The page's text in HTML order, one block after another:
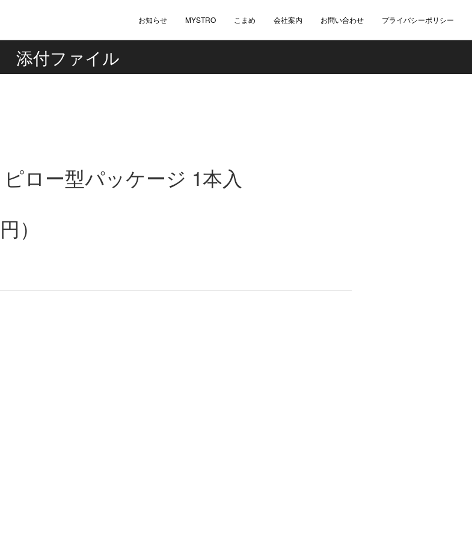
お知らせ MYSTRO こまめ 会社案内 お問い合わせ プライバシーポリシー
添付ファイル
ロー型パッケージ 1本入
）